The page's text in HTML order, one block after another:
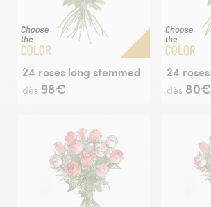
24 roses long stemmed
dès 98€ dès 80€